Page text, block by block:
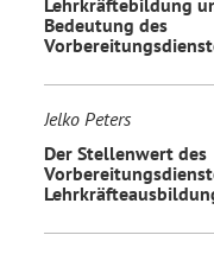
Bedeutung des
Jelko Peters
Der Stellenwert des